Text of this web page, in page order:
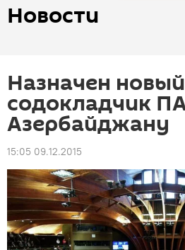
Новости
Назначен новый
содокладчик
Азербайджану
15:05 09.12.2015